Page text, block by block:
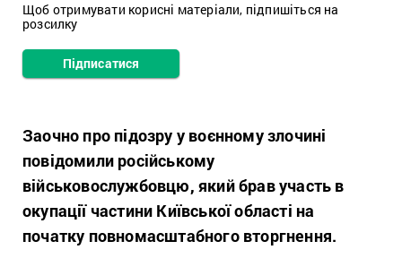
Щоб отримувати корисні матеріали, підпишіться на
розсилку
Підписатися
Заочно про підозру у воєнному злочині
повідомили російському
військовослужбовцю, який брав участь в
окупації частини Київської області на
початку повномасштабного вторгнення.